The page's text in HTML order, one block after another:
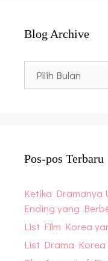
Blog Archive
Archive
Pos-pos Terbaru
Ketika Dramanya
Ending yang
List Film Korea
List Drama